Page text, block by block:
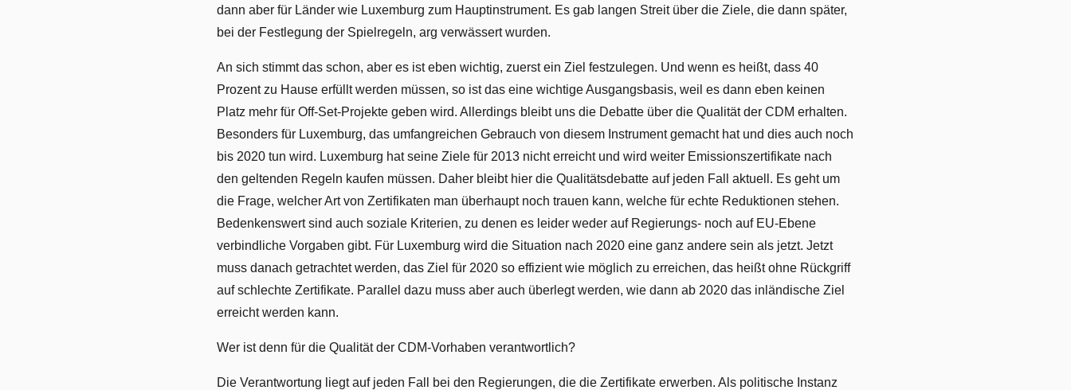
dann aber für Länder wie Luxemburg zum Hauptinstrument. Es gab langen Streit über die Ziele, die dann später,
bei der Festlegung der Spielregeln, arg verwässert wurden.
An sich stimmt das schon, aber es ist eben wichtig, zuerst ein Ziel festzulegen. Und wenn es heißt, dass 40
Prozent zu Hause erfüllt werden müssen, so ist das eine wichtige Ausgangsbasis, weil es dann eben keinen
Platz mehr für Off-Set-Projekte geben wird. Allerdings bleibt uns die Debatte über die Qualität der CDM erhalten.
Besonders für Luxemburg, das umfangreichen Gebrauch von diesem Instrument gemacht hat und dies auch noch
bis 2020 tun wird. Luxemburg hat seine Ziele für 2013 nicht erreicht und wird weiter Emissionszertifikate nach
den geltenden Regeln kaufen müssen. Daher bleibt hier die Qualitätsdebatte auf jeden Fall aktuell. Es geht um
die Frage, welcher Art von Zertifikaten man überhaupt noch trauen kann, welche für echte Reduktionen stehen.
Bedenkenswert sind auch soziale Kriterien, zu denen es leider weder auf Regierungs- noch auf EU-Ebene
verbindliche Vorgaben gibt. Für Luxemburg wird die Situation nach 2020 eine ganz andere sein als jetzt. Jetzt
muss danach getrachtet werden, das Ziel für 2020 so effizient wie möglich zu erreichen, das heißt ohne Rückgriff
auf schlechte Zertifikate. Parallel dazu muss aber auch überlegt werden, wie dann ab 2020 das inländische Ziel
erreicht werden kann.
Wer ist denn für die Qualität der CDM-Vorhaben verantwortlich?
Die Verantwortung liegt auf jeden Fall bei den Regierungen, die die Zertifikate erwerben. Als politische Instanz